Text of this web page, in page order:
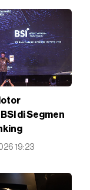
di Segmen
19:23